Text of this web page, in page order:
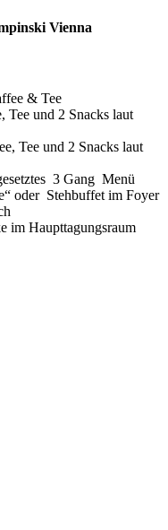
Vienna
& Tee
Tee und 2 Snacks laut
Tee und 2 Snacks laut
3 Gang Menü
oder Stehbuffet im Foyer
im Haupttagungsraum